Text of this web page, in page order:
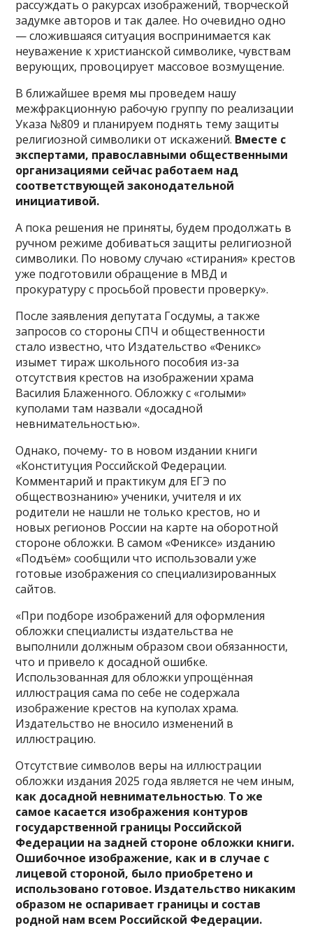
рассуждать о ракурсах изображений, творческой
задумке авторов и так далее. Но очевидно одно
— сложившаяся ситуация воспринимается как
неуважение к христианской символике, чувствам
верующих, провоцирует массовое возмущение.
В ближайшее время мы проведем нашу
межфракционную рабочую группу по реализации
Указа №809 и планируем поднять тему защиты
религиозной символики от искажений. Вместе с
экспертами, православными общественными
организациями сейчас работаем над
соответствующей законодательной
инициативой.
А пока решения не приняты, будем продолжать в
ручном режиме добиваться защиты религиозной
символики. По новому случаю «стирания» крестов
уже подготовили обращение в МВД и
прокуратуру с просьбой провести проверку».
После заявления депутата Госдумы, а также
запросов со стороны СПЧ и общественности
стало известно, что Издательство «Феникс»
изымет тираж школьного пособия из-за
отсутствия крестов на изображении храма
Василия Блаженного. Обложку с «голыми»
куполами там назвали «досадной
невнимательностью».
Однако, почему- то в новом издании книги
«Конституция Российской Федерации.
Комментарий и практикум для ЕГЭ по
обществознанию» ученики, учителя и их
родители не нашли не только крестов, но и
новых регионов России на карте на оборотной
стороне обложки. В самом «Фениксе» изданию
«Подъём» сообщили что использовали уже
готовые изображения со специализированных
сайтов.
«При подборе изображений для оформления
обложки специалисты издательства не
выполнили должным образом свои обязанности,
что и привело к досадной ошибке.
Использованная для обложки упрощённая
иллюстрация сама по себе не содержала
изображение крестов на куполах храма.
Издательство не вносило изменений в
иллюстрацию.
Отсутствие символов веры на иллюстрации
обложки издания 2025 года является не чем иным,
как досадной невнимательностью. То же
самое касается изображения контуров
государственной границы Российской
Федерации на задней стороне обложки книги.
Ошибочное изображение, как и в случае с
лицевой стороной, было приобретено и
использовано готовое. Издательство никаким
образом не оспаривает границы и состав
родной нам всем Российской Федерации.